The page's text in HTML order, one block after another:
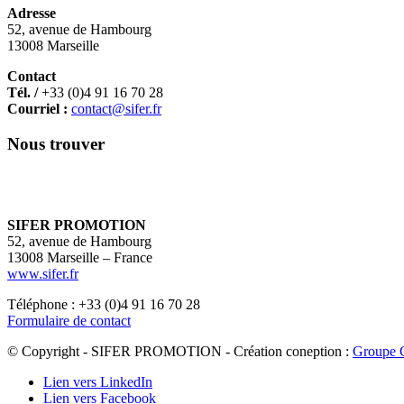
Adresse
52, avenue de Hambourg
13008 Marseille
Contact
Tél. /+33 (0)4 91 16 70 28
Courriel : contact@sifer.fr
Nous trouver
SIFER PROMOTION
52, avenue de Hambourg
13008 Marseille – France
www.sifer.fr
Téléphone : +33 (0)4 91 16 70 28
Formulaire de contact
© Copyright - SIFER PROMOTION - Création coneption : Groupe
Lien vers LinkedIn
Lien vers Facebook